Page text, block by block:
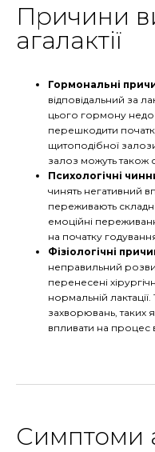
Причини
агалактії
Гормональні
відповідальний за
цього гормону
перешкодити
щитоподібної
залоз можуть також
Психологічні
чинять негативний
переживають
емоційні
на початку
Фізіологічні
неправильний
перенесені
нормальній
захворювань, таких
впливати на
Симптоми